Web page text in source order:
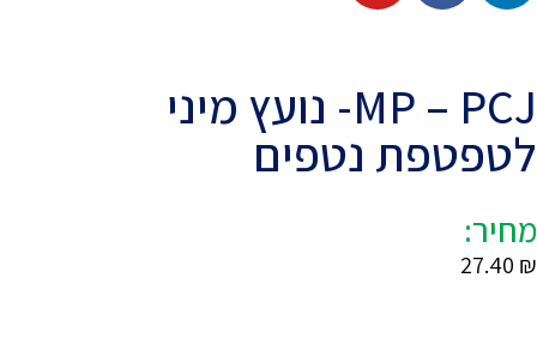
MP – PCJ- נועץ מיני
לטפטפת נטפים
מחיר:
27.40 ₪